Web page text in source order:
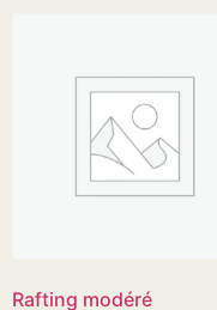
Rafting modéré